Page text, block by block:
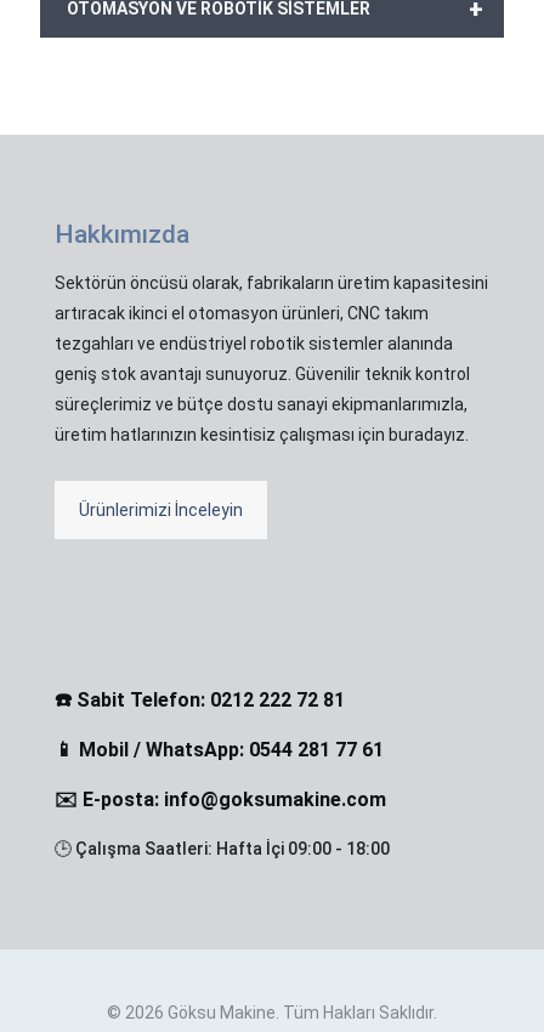
+
OTOMASYON VE ROBOTİK SİSTEMLER
Hakkımızda
Sektörün öncüsü olarak, fabrikaların üretim kapasitesini
artıracak ikinci el otomasyon ürünleri, CNC takım
tezgahları ve endüstriyel robotik sistemler alanında
geniş stok avantajı sunuyoruz. Güvenilir teknik kontrol
süreçlerimiz ve bütçe dostu sanayi ekipmanlarımızla,
üretim hatlarınızın kesintisiz çalışması için buradayız.
Ürünlerimizi İnceleyin
☎️ Sabit Telefon: 0212 222 72 81
📱 Mobil / WhatsApp: 0544 281 77 61
✉️ E-posta: info@goksumakine.com
🕒 Çalışma Saatleri: Hafta İçi 09:00 - 18:00